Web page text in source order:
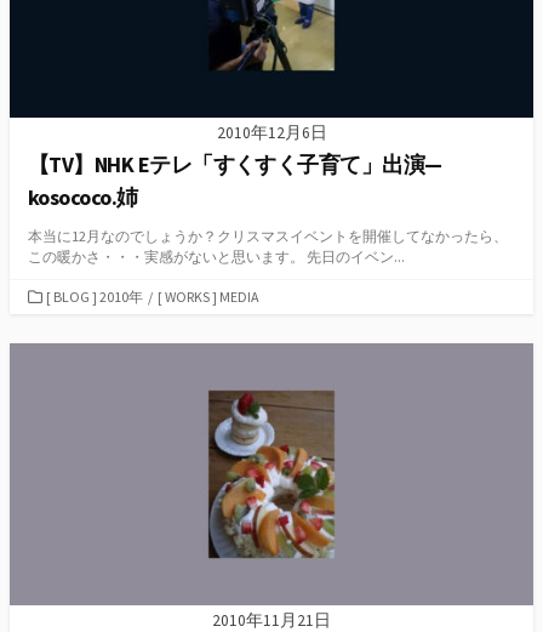
2010年12月6日
【TV】NHK Eテレ「すくすく子育て」出演—
kosococo.姉
本当に12月なのでしょうか？クリスマスイベントを開催してなかったら、
この暖かさ・・・実感がないと思います。 先日のイベン...
カ
ゴ
[ BLOG ] 2010年 / [ WORKS ] MEDIA
2010年11月21日